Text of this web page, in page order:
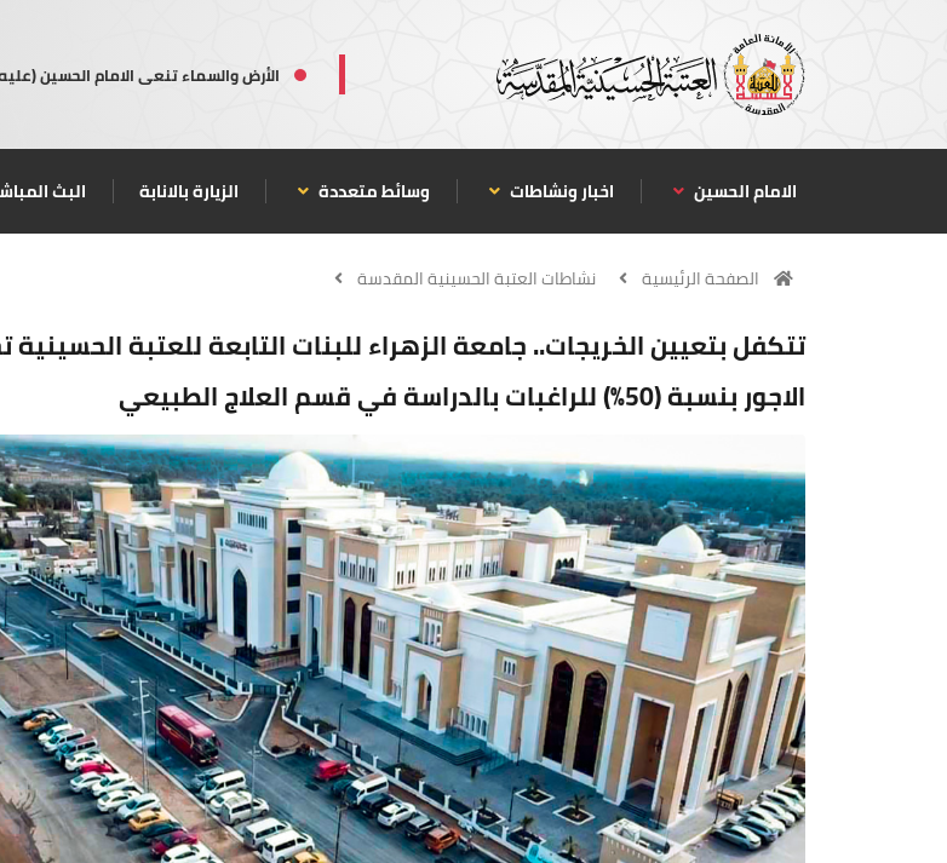
الأرض والسماء تنعى الامام الحسين
الامام الحسين اخبار ونشاطات وسائط متعددة الزيارة بالانابة البث
الصفحة الرئيسية نشاطات العتبة الحسينية المقدسة
تتكفل بتعيين الخريجات.. جامعة الزهراء للبنات التابعة للعتبة
الاجور بنسبة (50%) للراغبات بالدراسة في قسم العلاج الطبيعي